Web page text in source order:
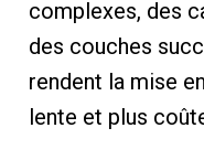
complexes, des
des couches
rendent la mise
lente et plus